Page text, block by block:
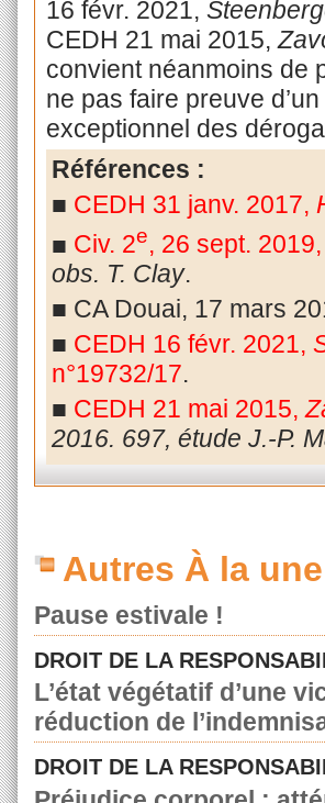
16 févr. 2021,
CEDH 21 mai 2015,
convient néanmoins de
ne pas faire preuve
exceptionnel des
Références :
■ CEDH 31 janv. 2017,
■ Civ. 2e, 26 sept.
obs. T. Clay.
■ CA Douai, 17 mars
■ CEDH 16 févr. 2021,
n°19732/17.
■ CEDH 21 mai 2015,
2016. 697, étude J.-P.
Autres À la une
Pause estivale !
DROIT DE LA
L’état végétatif d’une
réduction de
DROIT DE LA